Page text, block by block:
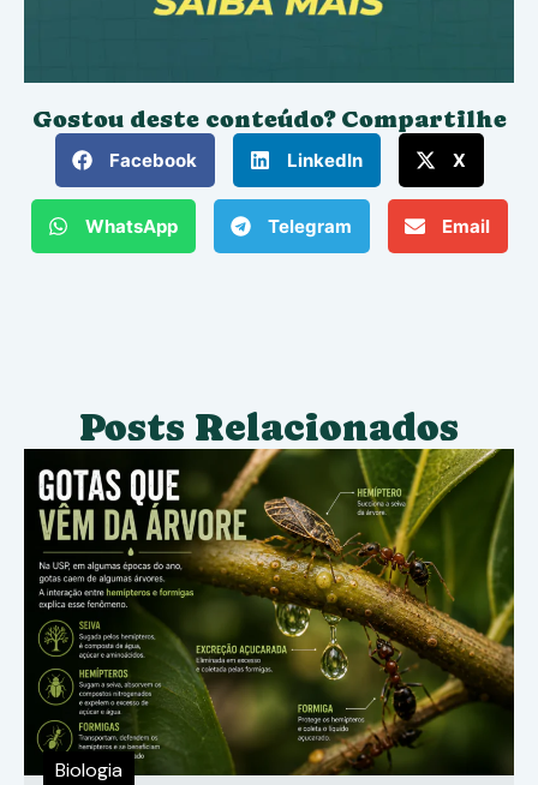
Gostou deste conteúdo? Compartilhe
Facebook LinkedIn X
WhatsApp Telegram Email
Posts Relacionados
Biologia